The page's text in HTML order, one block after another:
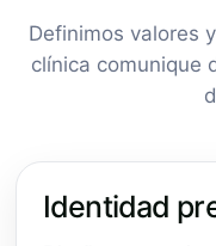
Definimos valores
clínica comunique
Identidad